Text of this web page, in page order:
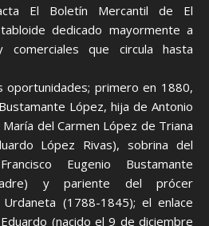
El Boletín Mercantil de El
dedicado mayormente a
comerciales que circula hasta
oportunidades; primero en 1880,
López, hija de Antonio
del Carmen López de Triana
López Rivas), sobrina del
Eugenio Bustamante
y pariente del prócer
(1788-1845); el enlace
(nacido el 9 de diciembre